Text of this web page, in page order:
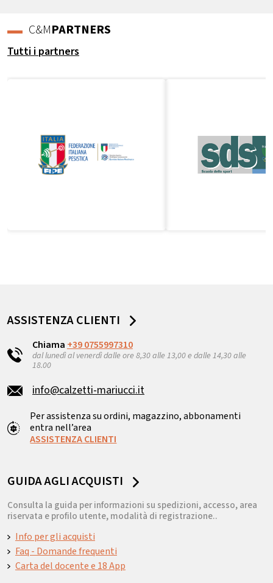
C&MPARTNERS
Tutti i partners
ASSISTENZA CLIENTI
Chiama +39 0755997310
dal lunedì al venerdì dalle ore 8,30 alle 13,00 e dalle 14,30 alle
18.00
info@calzetti-mariucci.it
Per assistenza su ordini, magazzino, abbonamenti
entra nell’area
ASSISTENZA CLIENTI
GUIDA AGLI ACQUISTI
Consulta la guida per informazioni su spedizioni, accesso, area
riservata e profilo utente, modalità di registrazione..
Info per gli acquisti
Faq - Domande frequenti
Carta del docente e 18 App